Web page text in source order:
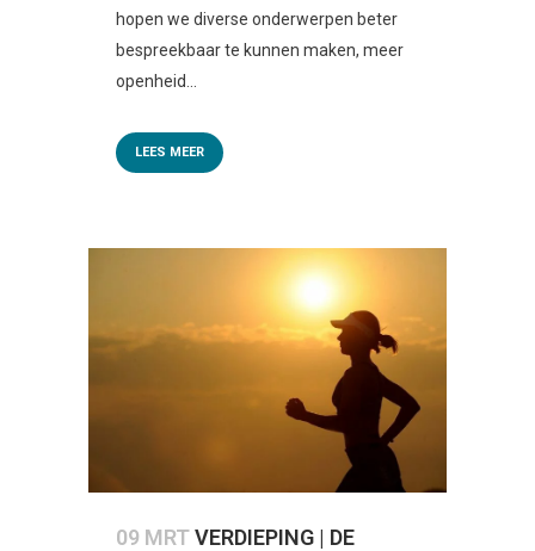
hopen we diverse onderwerpen beter
bespreekbaar te kunnen maken, meer
openheid...
LEES MEER
09 MRTVERDIEPING | DE